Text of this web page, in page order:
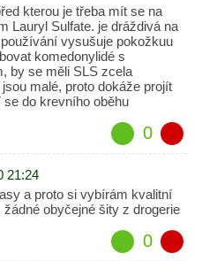
kterou je třeba mít se na
Lauryl Sulfate. je dráždivá na
vysušuje pokožkuu
komedonylidé s
by se měli SLS zcela
malé, proto dokáže projít
do krevního oběhu
0
21:24
a proto si vybírám kvalitní
obyčejné šity z drogerie
0